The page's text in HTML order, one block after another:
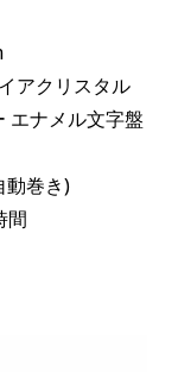
アクリスタル
エナメル文字盤
動巻き)
間